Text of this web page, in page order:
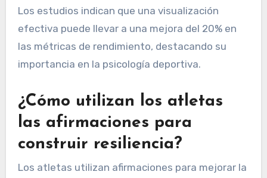
Los estudios indican que una visualización
efectiva puede llevar a una mejora del 20% en
las métricas de rendimiento, destacando su
importancia en la psicología deportiva.
¿Cómo utilizan los atletas
las afirmaciones para
construir resiliencia?
Los atletas utilizan afirmaciones para mejorar la